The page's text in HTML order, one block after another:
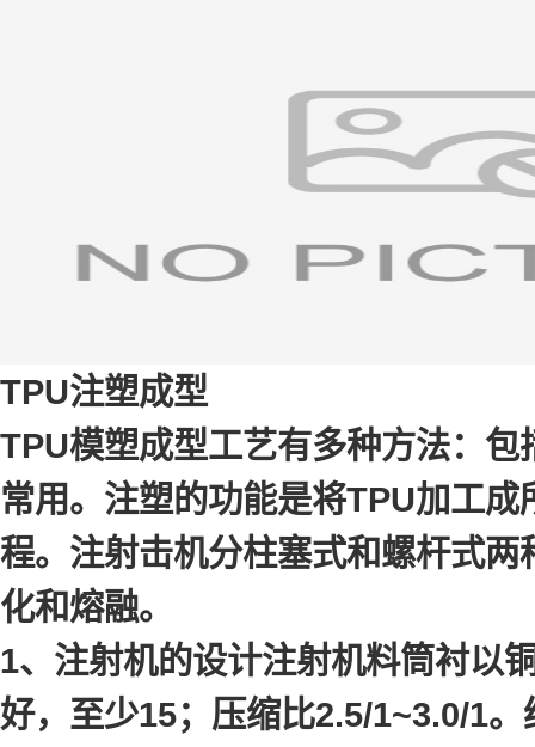
TPU注塑成型
TPU模塑成型工艺有多种方法：
常用。注塑的功能是将TPU加工
程。注射击机分柱塞式和螺杆式
化和熔融。
1、注射机的设计注射机料筒衬以
好，至少15；压缩比2.5/1~3.0/1